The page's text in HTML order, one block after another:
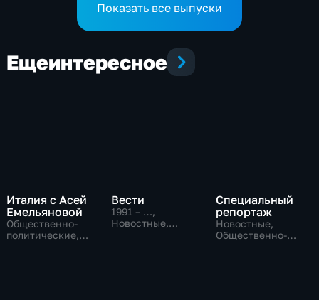
Показать все выпуски
Ещеинтересное
Италия с Асей
Емельяновой
Общественно-
политические,
Вести
1991 – …,
Новостные,
Специальный
репортаж
Новостные,
Общественно-